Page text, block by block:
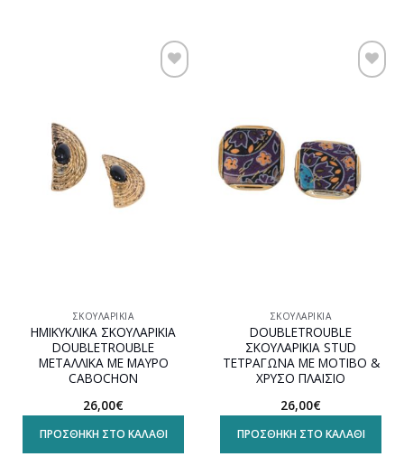
ΣΚΟΥΛΑΡΊΚΙΑ
ΗΜΙΚΥΚΛΙΚΑ ΣΚΟΥΛΑΡΙΚΙΑ
DOUBLETROUBLE
ΜΕΤΑΛΛΙΚΑ ΜΕ ΜΑΥΡΟ
CABOCHON
26,00€
ΠΡΟΣΘΉΚΗ ΣΤΟ ΚΑΛΆΘΙ
ΣΚΟΥΛΑΡΊΚΙΑ
DOUBLETROUBLE
ΣΚΟΥΛΑΡΙΚΙΑ STUD
ΤΕΤΡΑΓΩΝΑ ΜΕ ΜΟΤΙΒΟ &
ΧΡΥΣΟ ΠΛΑΙΣΙΟ
26,00€
ΠΡΟΣΘΉΚΗ ΣΤΟ ΚΑΛΆΘΙ